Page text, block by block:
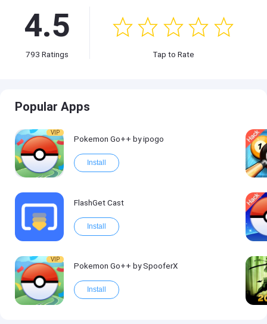
4.5
793 Ratings Tap to Rate
Popular Apps
VIP
Pokemon Go++ by ipogo
Install
FlashGet Cast
Install
VIP
Pokemon Go++ by SpooferX
Install